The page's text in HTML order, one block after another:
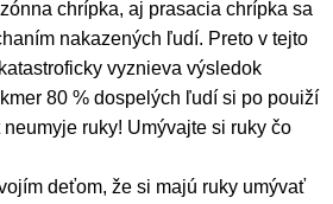
chrípka, aj prasacia chrípka sa
nakazených ľudí. Preto v tejto
vyznieva výsledok
80 % dospelých ľudí si po pouiží
ruky! Umývajte si ruky čo
deťom, že si majú ruky umývať